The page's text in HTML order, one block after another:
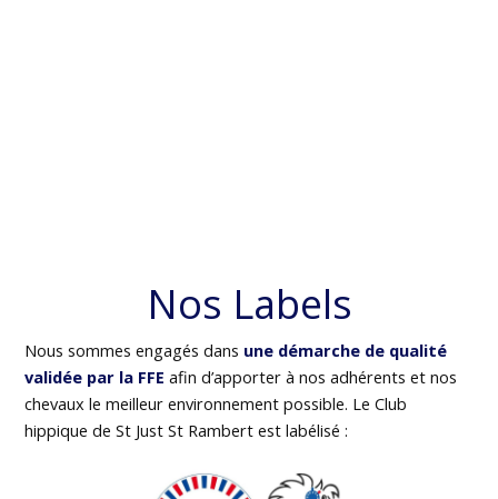
Nos Labels
Nous sommes engagés dans une démarche de qualité
validée par la FFE afin d’apporter à nos adhérents et nos
chevaux le meilleur environnement possible. Le Club
hippique de St Just St Rambert est labélisé :